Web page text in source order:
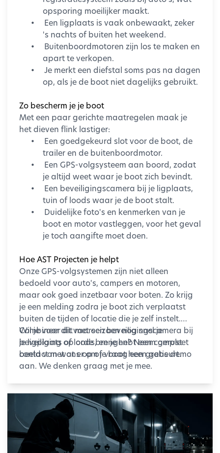
bepaalde tijden of locaties.
Iedere vereniging is anders
De ene vereniging heeft voldoende aan een
paar camera's bij de entree en de kantine,
terwijl een groter sportpark vraagt om een
uitgebreidere oplossing. Daarom kijken wij
plekken verdienen extra aandacht? Waar is
overzicht gewenst? En wat wil de vereniging
met de camerabeelden kunnen doen?
Op basis daarvan adviseren wij een oplossing
die past bij de wensen én het beschikbare
budget.
Een investering in veiligheid
Camerabeveiliging is niet alleen bedoeld om
beelden terug te kijken. Het draagt bij aan een
veilig gevoel voor spelers, vrijwilligers en
sportpark beter te beschermen.
Benieuwd welke oplossing het beste past bij
jouw sportvereniging?
opsporing moeilijker maakt.
•
Een ligplaats is vaak onbewaakt, zeker
's nachts of buiten het weekend.
•
Buitenboordmotoren zijn los te maken en
apart te verkopen.
•
Je merkt een diefstal soms pas na dagen
op, als je de boot niet dagelijks gebruikt.
Zo bescherm je je boot
Met een paar gerichte maatregelen maak je
het dieven flink lastiger:
•
Een goedgekeurd slot voor de boot, de
trailer en de buitenboordmotor.
•
Een GPS-volgsysteem aan boord, zodat
je altijd weet waar je boot zich bevindt.
•
Een beveiligingscamera bij je ligplaats,
tuin of loods waar je de boot stalt.
•
Duidelijke foto's en kenmerken van je
boot en motor vastleggen, voor het geval
je toch aangifte moet doen.
Hoe AST Projecten je helpt
Onze GPS-volgsystemen zijn niet alleen
bedoeld voor auto's, campers en motoren,
maar ook goed inzetbaar voor boten. Zo krijg
je een melding zodra je boot zich verplaatst
buiten de tijden of locatie die je zelf instelt.
Combineer dit met een beveiligingscamera bij
je ligplaats of loods, en je hebt een compleet
beeld van wat er om je boot heen gebeurt.
Wil je voor dit vaarseizoen nog snel je
beveiliging op orde brengen? Neem gerust
contact met ons op of vraag een gratis demo
aan. We denken graag met je mee.